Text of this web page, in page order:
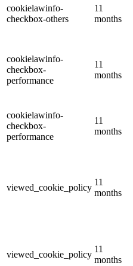
cookielawinfo-
checkbox-others
11
months
cookielawinfo-
checkbox-
performance
11
months
cookielawinfo-
checkbox-
performance
11
months
viewed_cookie_policy
11
months
viewed_cookie_policy
11
months